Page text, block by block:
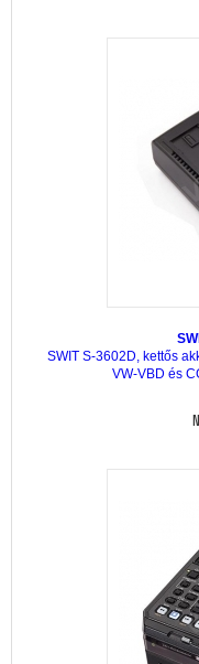
SWIT S-3602D, kettős
VW-VBD és